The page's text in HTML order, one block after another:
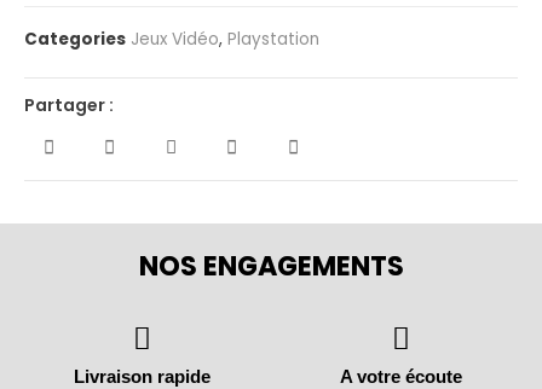
Categories Jeux Vidéo, Playstation
Partager :
NOS ENGAGEMENTS
Livraison rapide A votre écoute